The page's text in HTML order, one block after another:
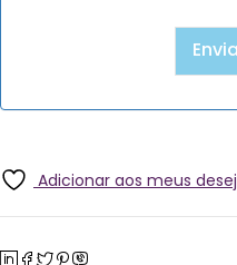
Adicionar aos meus